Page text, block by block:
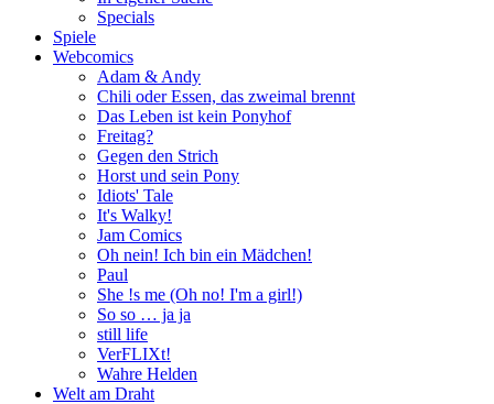
Specials
Spiele
Webcomics
Adam & Andy
Chili oder Essen, das zweimal brennt
Das Leben ist kein Ponyhof
Freitag?
Gegen den Strich
Horst und sein Pony
Idiots' Tale
It's Walky!
Jam Comics
Oh nein! Ich bin ein Mädchen!
Paul
She !s me (Oh no! I'm a girl!)
So so … ja ja
still life
VerFLIXt!
Wahre Helden
Welt am Draht